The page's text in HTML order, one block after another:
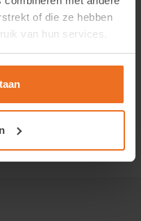
of die ze hebben
van hun services.
zakelijke klanten. Om
een geverifieerd
een account aan. Na
prijzen en kunt u direct